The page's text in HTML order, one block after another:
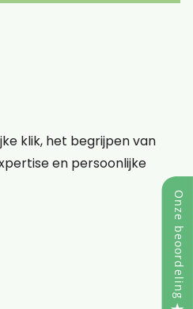
klik, het begrijpen van
en persoonlijke